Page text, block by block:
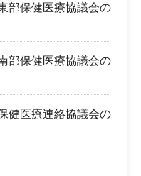
部保健医療協議会の
部保健医療協議会の
健医療連絡協議会の